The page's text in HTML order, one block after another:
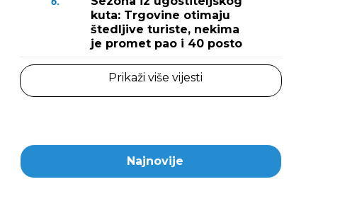
kuta: Trgovine otimaju
štedljive turiste, nekima
je promet pao i 40 posto
Prikaži više vijesti
Najnovije